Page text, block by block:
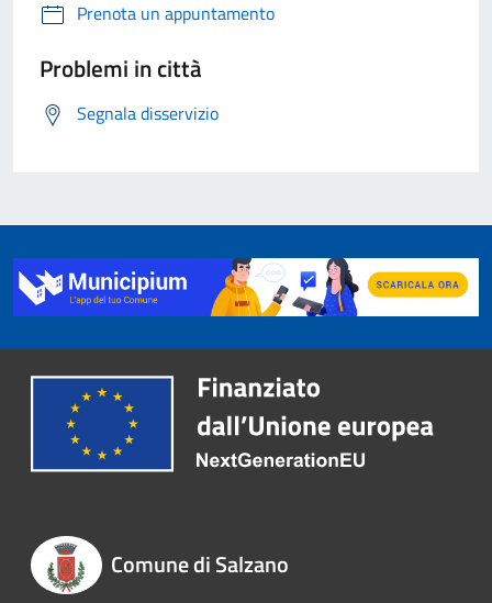
Prenota un appuntamento
Problemi in città
Segnala disservizio
Comune di Salzano